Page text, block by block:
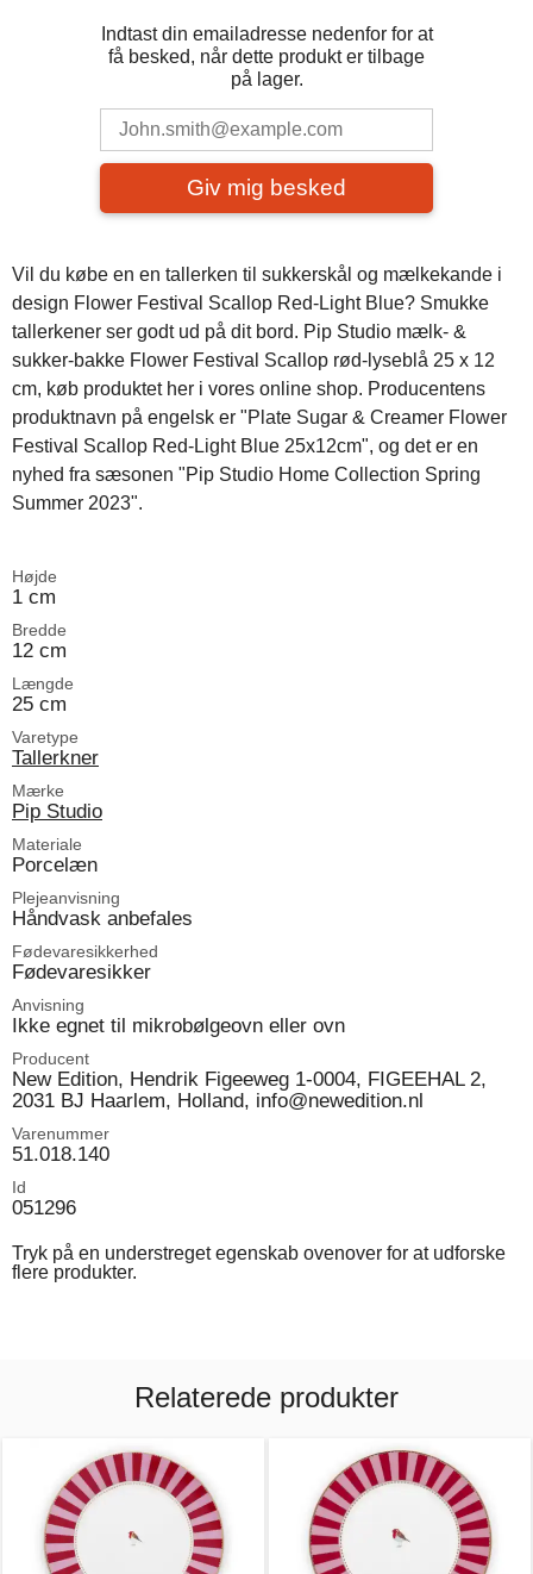
Indtast din emailadresse nedenfor for at
få besked, når dette produkt er tilbage
på lager.
Giv mig besked
Vil du købe en en tallerken til sukkerskål og mælkekande i
design Flower Festival Scallop Red-Light Blue? Smukke
tallerkener ser godt ud på dit bord. Pip Studio mælk- &
sukker-bakke Flower Festival Scallop rød-lyseblå 25 x 12
cm, køb produktet her i vores online shop. Producentens
produktnavn på engelsk er "Plate Sugar & Creamer Flower
Festival Scallop Red-Light Blue 25x12cm", og det er en
nyhed fra sæsonen "Pip Studio Home Collection Spring
Summer 2023".
Højde
1 cm
Bredde
12 cm
Længde
25 cm
Varetype
Tallerkner
Mærke
Pip Studio
Materiale
Porcelæn
Plejeanvisning
Håndvask anbefales
Fødevaresikkerhed
Fødevaresikker
Anvisning
Ikke egnet til mikrobølgeovn eller ovn
Producent
New Edition, Hendrik Figeeweg 1-0004, FIGEEHAL 2,
2031 BJ Haarlem, Holland, info@newedition.nl
Varenummer
51.018.140
Id
051296
Tryk på en understreget egenskab ovenover for at udforske
flere produkter.
Relaterede produkter